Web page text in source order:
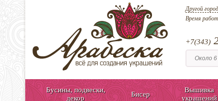
Другой город
Время
+7(343)
Бусины, подвески,
декор
Бисер
Вышивка
украшений